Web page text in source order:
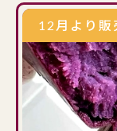
12月より販